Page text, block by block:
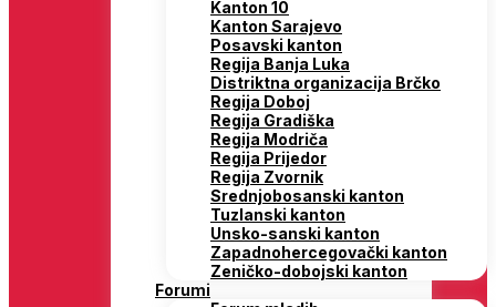
Kanton 10
Kanton Sarajevo
Posavski kanton
Regija Banja Luka
Distriktna organizacija Brčko
Regija Doboj
Regija Gradiška
Regija Modriča
Regija Prijedor
Regija Zvornik
Srednjobosanski kanton
Tuzlanski kanton
Unsko-sanski kanton
Zapadnohercegovački kanton
Zeničko-dobojski kanton
Forumi